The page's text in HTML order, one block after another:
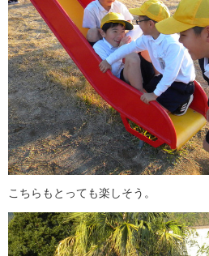
こちらもとっても楽しそう。